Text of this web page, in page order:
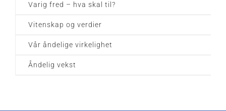
Varig fred – hva skal til?
Vitenskap og verdier
Vår åndelige virkelighet
Åndelig vekst